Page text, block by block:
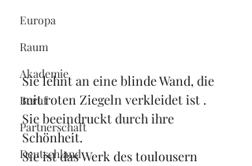
Europa
Raum
Akademie
Beruf
Partnerschaft
Deutschland
Sie lehnt an eine blinde Wand, die
mit roten Ziegeln verkleidet ist .
Sie beeindruckt durch ihre
Schönheit.
Sie ist das Werk des toulousern